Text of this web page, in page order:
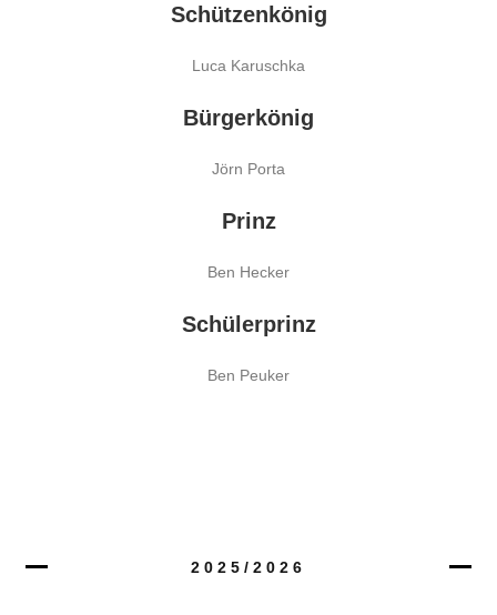
Schützenkönig
Luca Karuschka
Bürgerkönig
Jörn Porta
Prinz
Ben Hecker
Schülerprinz
Ben Peuker
2025/2026